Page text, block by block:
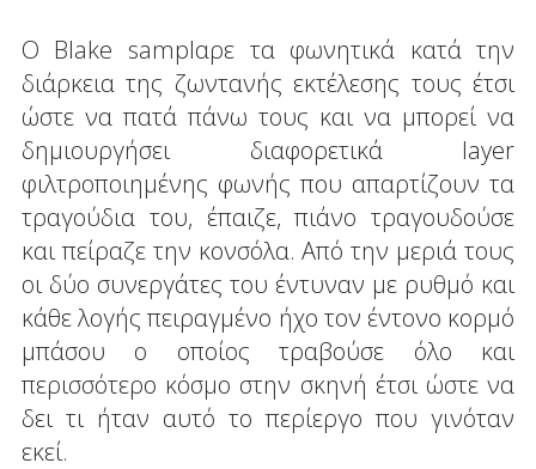
O Blake samplαρε τα φωνητικά κατά την
διάρκεια της ζωντανής εκτέλεσης τους έτσι
ώστε να πατά πάνω τους και να μπορεί να
δημιουργήσει διαφορετικά layer
φιλτροποιημένης φωνής που απαρτίζουν τα
τραγούδια του, έπαιζε, πιάνο τραγουδούσε
και πείραζε την κονσόλα. Από την μεριά τους
οι δύο συνεργάτες του έντυναν με ρυθμό και
κάθε λογής πειραγμένο ήχο τον έντονο κορμό
μπάσου ο οποίος τραβούσε όλο και
περισσότερο κόσμο στην σκηνή έτσι ώστε να
δει τι ήταν αυτό το περίεργο που γινόταν
εκεί.